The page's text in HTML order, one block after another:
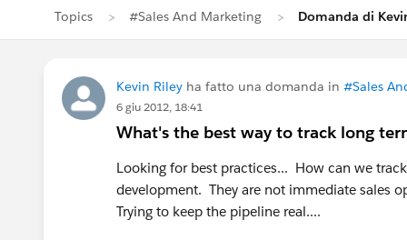
Topics #Sales And Marketing Domanda di
Kevin Riley ha fatto una domanda in #Sales
6 giu 2012, 18:41
What's the best way to track long
Looking for best practices... How can we
development. They are not immediate sales
Trying to keep the pipeline real....